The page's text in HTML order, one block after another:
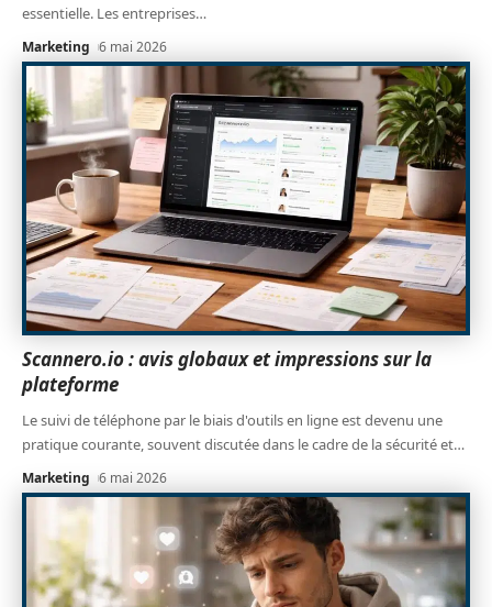
essentielle. Les entreprises…
Marketing 6 mai 2026
Scannero.io : avis globaux et impressions sur la
plateforme
Le suivi de téléphone par le biais d'outils en ligne est devenu une
pratique courante, souvent discutée dans le cadre de la sécurité et…
Marketing 6 mai 2026